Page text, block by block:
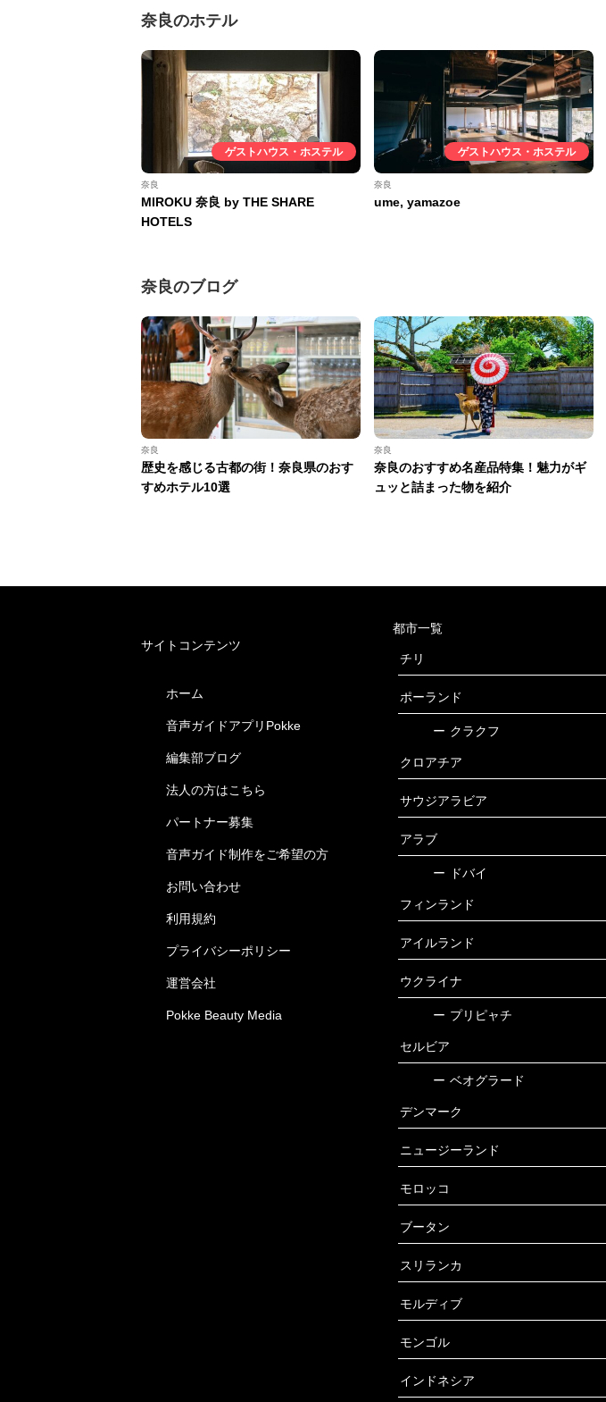
奈良のホテル
ゲストハウス・ホステル
奈良
MIROKU 奈良 by THE SHARE
HOTELS
ゲストハウス・ホステル
奈良
ume, yamazoe
奈良のブログ
奈良
歴史を感じる古都の街！奈良県のおす
すめホテル10選
奈良
奈良のおすすめ名産品特集！魅力がギ
ュッと詰まった物を紹介
サイトコンテンツ
ホーム
音声ガイドアプリPokke
編集部ブログ
法人の方はこちら
パートナー募集
音声ガイド制作をご希望の方
お問い合わせ
利用規約
プライバシーポリシー
運営会社
Pokke Beauty Media
都市一覧
チリ
ポーランド
ー クラクフ
クロアチア
サウジアラビア
アラブ
ー ドバイ
フィンランド
アイルランド
ウクライナ
ー プリピャチ
セルビア
ー ベオグラード
デンマーク
ニュージーランド
モロッコ
ブータン
スリランカ
モルディブ
モンゴル
インドネシア